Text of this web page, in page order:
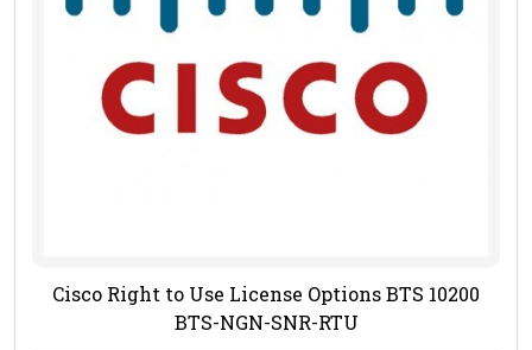
Cisco Right to Use License Options BTS 10200
BTS-NGN-SNR-RTU